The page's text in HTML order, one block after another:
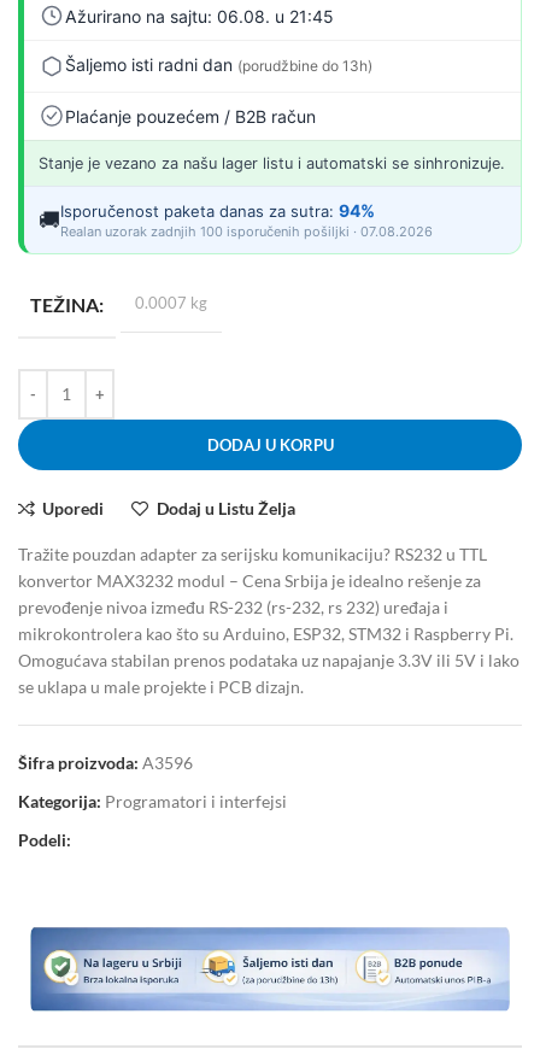
Ažurirano na sajtu: 06.08. u 21:45
Šaljemo isti radni dan (porudžbine do 13h)
Plaćanje pouzećem / B2B račun
Stanje je vezano za našu lager listu i automatski se sinhronizuje.
🚚Isporučenost paketa danas za sutra: 94%
Realan uzorak zadnjih 100 isporučenih pošiljki · 07.08.2026
TEŽINA 0.0007 kg
DODAJ U KORPU
Uporedi Dodaj u Listu Želja
Tražite pouzdan adapter za serijsku komunikaciju? RS232 u TTL
konvertor MAX3232 modul – Cena Srbija je idealno rešenje za
prevođenje nivoa između RS-232 (rs-232, rs 232) uređaja i
mikrokontrolera kao što su Arduino, ESP32, STM32 i Raspberry Pi.
Omogućava stabilan prenos podataka uz napajanje 3.3V ili 5V i lako
se uklapa u male projekte i PCB dizajn.
Šifra proizvoda: A3596
Kategorija: Programatori i interfejsi
Podeli: